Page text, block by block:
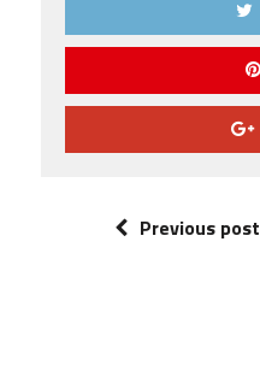
Previous post